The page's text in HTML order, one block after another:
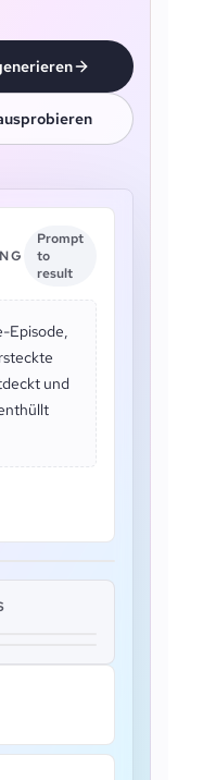
Prompt
to
result
Episode,
und